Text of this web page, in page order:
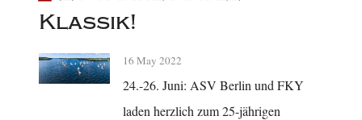
Klassik!
16 May 2022
24.-26. Juni: ASV Berlin und FKY
laden herzlich zum 25-jährigen